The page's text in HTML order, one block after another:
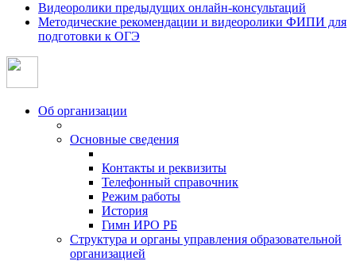
Видеоролики предыдущих онлайн-консультаций
Методические рекомендации и видеоролики ФИПИ для
подготовки к ОГЭ
Об организации
Основные сведения
Контакты и реквизиты
Телефонный справочник
Режим работы
История
Гимн ИРО РБ
Структура и органы управления образовательной
организацией